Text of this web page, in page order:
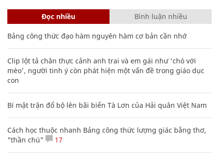
Đọc nhiều Bình luận nhiều
Bảng công thức đạo hàm nguyên hàm cơ bản cần nhớ
Clip lột tả chân thực cảnh anh trai và em gái như 'chó với
mèo', người tinh ý còn phát hiện một vấn đề trong giáo dục
con
Bí mật trận đổ bộ lên bãi biển Tà Lơn của Hải quân Việt Nam
Cách học thuộc nhanh Bảng công thức lượng giác bằng thơ,
"thần chú"
17